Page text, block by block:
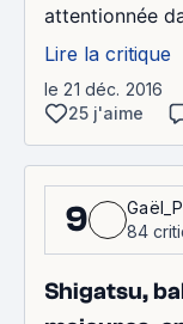
attentionnée
Lire la critique
le 21 déc. 2016
25 j'aime
9
84
Shigatsu,